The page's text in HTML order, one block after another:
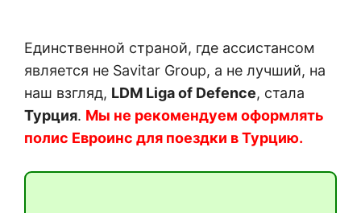
Единственной страной, где ассистансом
является не Savitar Group, а не лучший, на
наш взгляд, LDM Liga of Defence, стала
Турция. Мы не рекомендуем оформлять
полис Евроинс для поездки в Турцию.